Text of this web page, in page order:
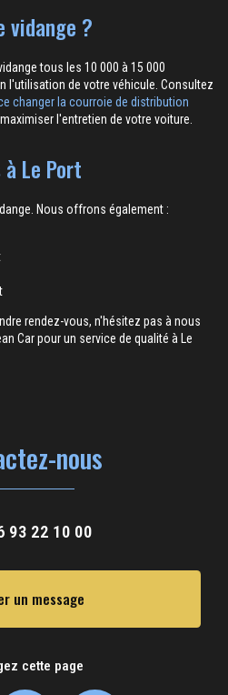
vidange ?
tous les 10 000 à 15 000
l'utilisation de votre véhicule. Consultez
changer la courroie de distribution
l'entretien de votre voiture.
Le Port
Nous offrons également :
rendez-vous, n'hésitez pas à nous
Car pour un service de qualité à Le
nous
93 22 10 00
un message
cette page